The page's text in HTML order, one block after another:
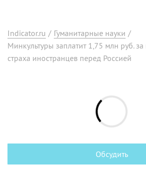
Indicator.ru / Гуманитарные науки /
Минкультуры заплатит 1,75 млн руб.
страха иностранцев перед Россией
Обсудить